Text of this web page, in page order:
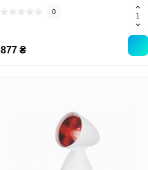
0
877 ₴